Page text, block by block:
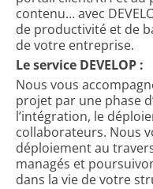
contenu… avec
de productivité et de
de votre entreprise.
Le service DEVELOP :
Nous vous
projet par une phase
l’intégration, le
collaborateurs. Nous
déploiement au
managés et
dans la vie de votre